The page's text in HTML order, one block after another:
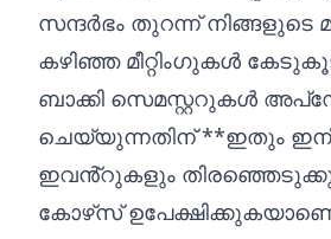
സന്ദർഭം തുറന്ന് നിങ്ങളുടെ
കഴിഞ്ഞ മീറ്റിംഗുകൾ
ബാക്കി സെമസ്റ്ററുകൾ
ചെയ്യുന്നതിന് **ഇതും
ഇവൻ്റുകളും
കോഴ്‌സ്